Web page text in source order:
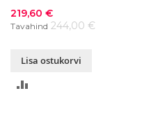
Soodushind
219,60 €
Tavahind 244,00 €
Lisa ostukorvi